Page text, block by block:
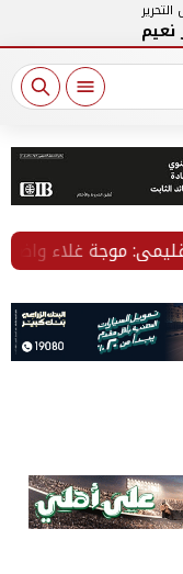
نعيم
موجة غلاء واضطراب